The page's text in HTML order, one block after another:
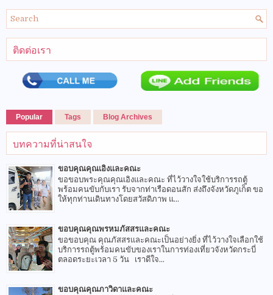
ติดต่อเรา
Popular Tags Blog Archives
บทความที่น่าสนใจ
ขอบคุณคุณเอิงและคณะ
ขอขอบพระคุณคุณเอิงและคณะ ที่ไว้วางใจใช้บริการรถตู้
พร้อมคนขับกับเรา รับจากท่าเรือดอนสัก ส่งถึงจังหวัดภูเก็ต ขอ
ให้ทุกท่านเดินทางโดยสวัสดิภาพ แ...
ขอบคุณคุณพรหมภัสสรและคณะ
ขอขอบคุณ คุณภัสสรและคณะเป็นอย่างยิ่ง ที่ไว้วางใจเลือกใช้
บริการรถตู้พร้อมคนขับของเราในการท่องเที่ยวจังหวัดกระบี่
ตลอดระยะเวลา 5 วัน เราดีใจ...
ขอบคุณคุณภาวิดาและคณะ